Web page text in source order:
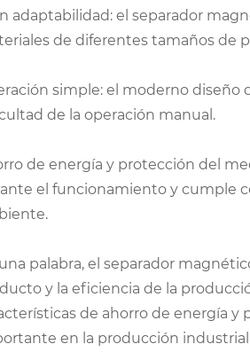
adaptabilidad: el separador
de diferentes tamaños de
simple: el moderno diseño
de la operación manual.
de energía y protección del
el funcionamiento y cumple
palabra, el separador
y la eficiencia de la
de ahorro de energía
en la producción